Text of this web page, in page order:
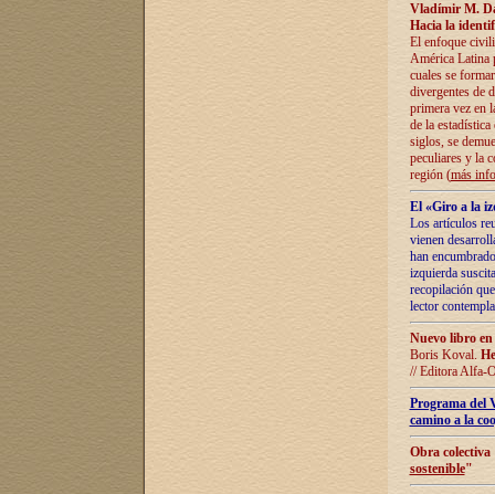
Vladímir M.
Hacia la
El enfoque
América Latina
cuales se
divergentes de
primera vez en
de la
siglos, se
peculiares y la
región (más
El «Giro a la
Los artículos
vienen
han
izquierda
recopilación
lector
Nuevo libro
Boris Koval.
// Editora Alfa-
Programa del
camino a la
Obra
sostenible"